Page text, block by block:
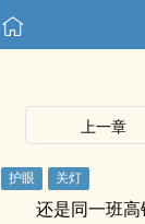
上一章
还是同一班高